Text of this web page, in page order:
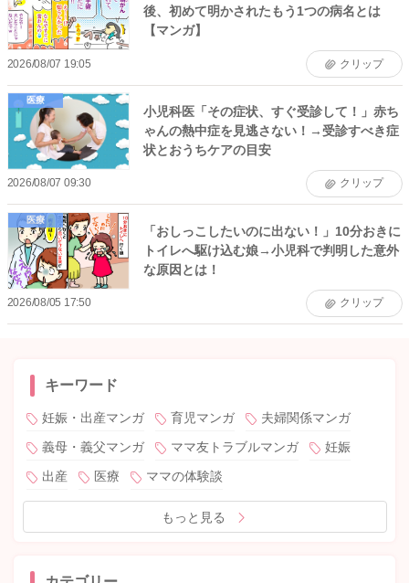
後、初めて明かされたもう1つの病名とは
【マンガ】
2026/08/07 19:05 クリップ
医療
小児科医「その症状、すぐ受診して！」赤ち
ゃんの熱中症を見逃さない！→受診すべき症
状とおうちケアの目安
2026/08/07 09:30 クリップ
医療
「おしっこしたいのに出ない！」10分おきに
トイレへ駆け込む娘→小児科で判明した意外
な原因とは！
2026/08/05 17:50 クリップ
キーワード
妊娠・出産マンガ 育児マンガ
夫婦関係マンガ
義母・義父マンガ
ママ友トラブルマンガ
妊娠
出産
医療 ママの体験談
もっと見る